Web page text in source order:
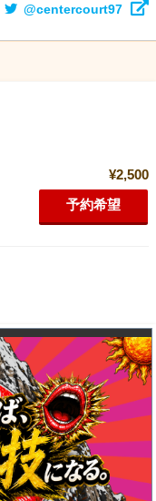
@centercourt97
¥2,500
予約希望